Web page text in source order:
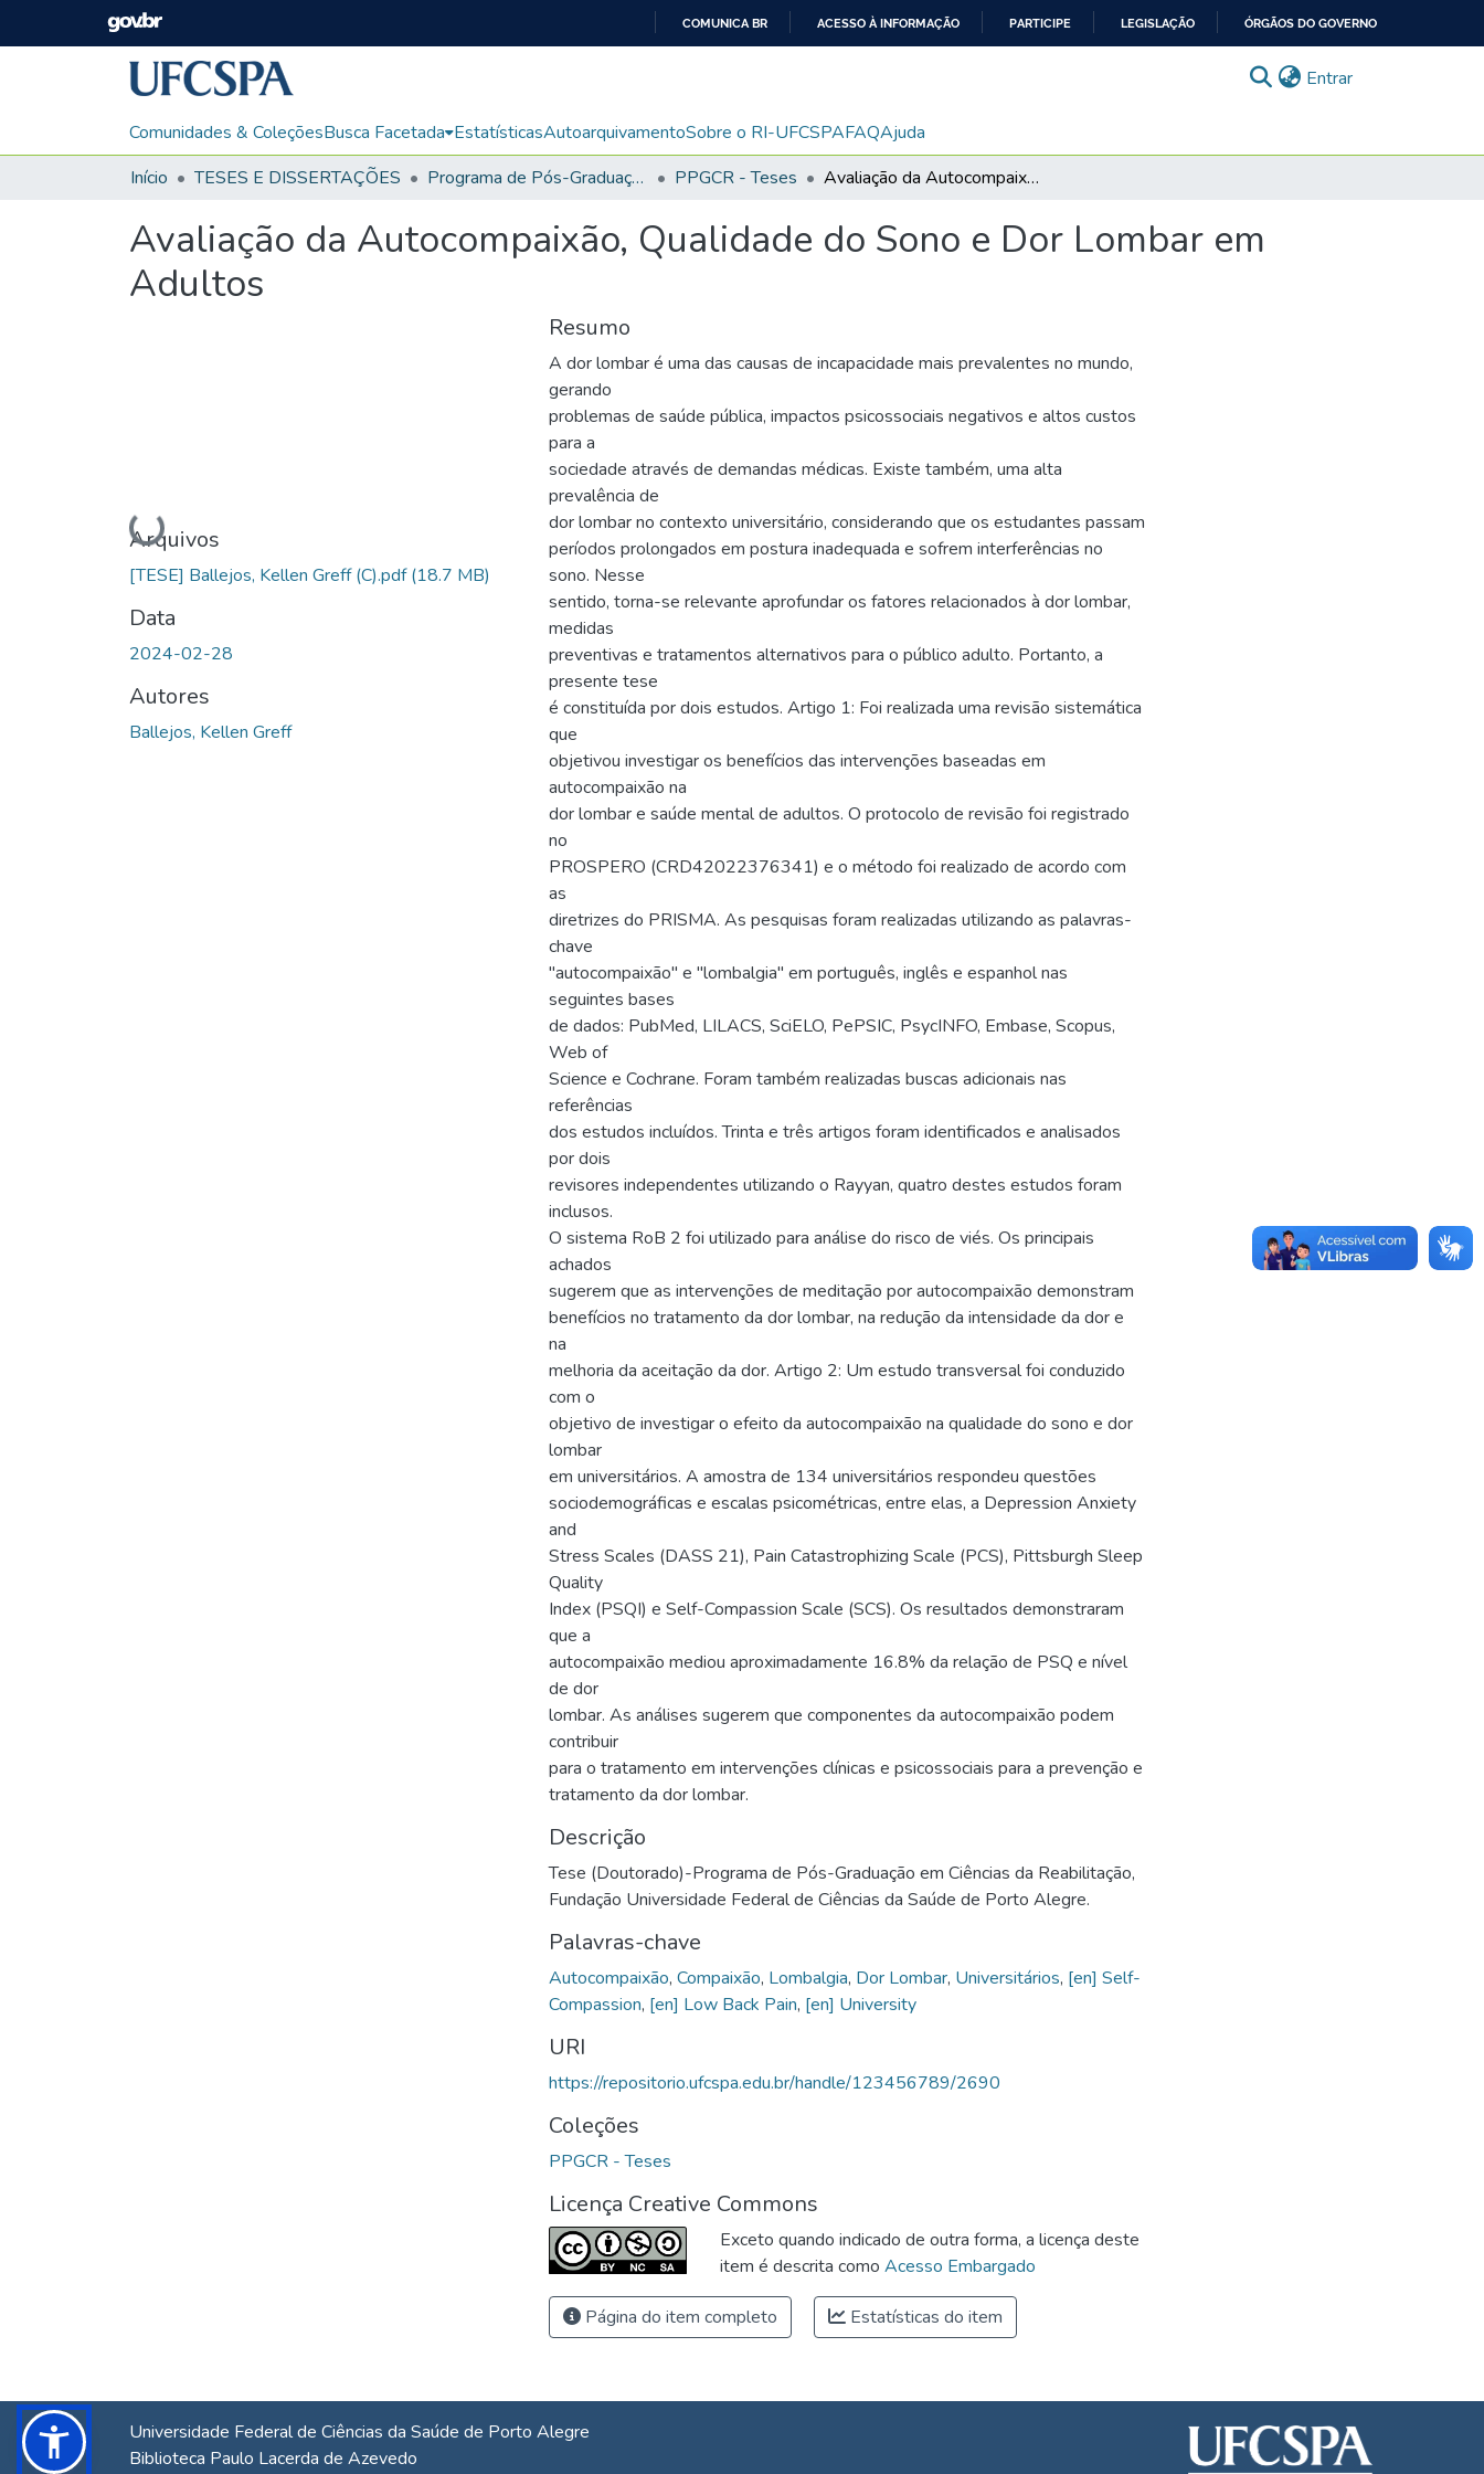
CONTEÚDO
COMUNICA BR ACESSO À INFORMAÇÃO PARTICIPE LEGISLAÇÃO ÓRGÃOS DO GOVERNO
Entrar(current)
Comunidades & ColeçõesBusca Facetada EstatísticasAutoarquivamentoSobre o RI-UFCSPAFAQAjuda
Início
TESES E DISSERTAÇÕES Programa de Pós-Graduação em Ciências da Reabilitação PPGCR - Teses Avaliação da Autocompaixão, Qualidade do Sono e Dor Lombar em Adultos
Avaliação da Autocompaixão, Qualidade do Sono e Dor Lombar em
Adultos
Carregando...
Arquivos
[TESE] Ballejos, Kellen Greff (C).pdf(18.7 MB)
Data
2024-02-28
Autores
Ballejos, Kellen Greff
Resumo
A dor lombar é uma das causas de incapacidade mais prevalentes no mundo,
gerando
problemas de saúde pública, impactos psicossociais negativos e altos custos
para a
sociedade através de demandas médicas. Existe também, uma alta
prevalência de
dor lombar no contexto universitário, considerando que os estudantes passam
períodos prolongados em postura inadequada e sofrem interferências no
sono. Nesse
sentido, torna-se relevante aprofundar os fatores relacionados à dor lombar,
medidas
preventivas e tratamentos alternativos para o público adulto. Portanto, a
presente tese
é constituída por dois estudos. Artigo 1: Foi realizada uma revisão sistemática
que
objetivou investigar os benefícios das intervenções baseadas em
autocompaixão na
dor lombar e saúde mental de adultos. O protocolo de revisão foi registrado
no
PROSPERO (CRD42022376341) e o método foi realizado de acordo com
as
diretrizes do PRISMA. As pesquisas foram realizadas utilizando as palavras-
chave
"autocompaixão" e "lombalgia" em português, inglês e espanhol nas
seguintes bases
de dados: PubMed, LILACS, SciELO, PePSIC, PsycINFO, Embase, Scopus,
Web of
Science e Cochrane. Foram também realizadas buscas adicionais nas
referências
dos estudos incluídos. Trinta e três artigos foram identificados e analisados
por dois
revisores independentes utilizando o Rayyan, quatro destes estudos foram
inclusos.
O sistema RoB 2 foi utilizado para análise do risco de viés. Os principais
achados
sugerem que as intervenções de meditação por autocompaixão demonstram
benefícios no tratamento da dor lombar, na redução da intensidade da dor e
na
melhoria da aceitação da dor. Artigo 2: Um estudo transversal foi conduzido
com o
objetivo de investigar o efeito da autocompaixão na qualidade do sono e dor
lombar
em universitários. A amostra de 134 universitários respondeu questões
sociodemográficas e escalas psicométricas, entre elas, a Depression Anxiety
and
Stress Scales (DASS 21), Pain Catastrophizing Scale (PCS), Pittsburgh Sleep
Quality
Index (PSQI) e Self-Compassion Scale (SCS). Os resultados demonstraram
que a
autocompaixão mediou aproximadamente 16.8% da relação de PSQ e nível
de dor
lombar. As análises sugerem que componentes da autocompaixão podem
contribuir
para o tratamento em intervenções clínicas e psicossociais para a prevenção e
tratamento da dor lombar.
Descrição
Tese (Doutorado)-Programa de Pós-Graduação em Ciências da Reabilitação,
Fundação Universidade Federal de Ciências da Saúde de Porto Alegre.
Palavras-chave
Autocompaixão, Compaixão, Lombalgia, Dor Lombar, Universitários, [en] Self-
Compassion, [en] Low Back Pain, [en] University
URI
https://repositorio.ufcspa.edu.br/handle/123456789/2690
Coleções
PPGCR - Teses
Licença Creative Commons
Exceto quando indicado de outra forma, a licença deste
item é descrita como Acesso Embargado
Página do item completo Estatísticas do item
Universidade Federal de Ciências da Saúde de Porto Alegre
Biblioteca Paulo Lacerda de Azevedo